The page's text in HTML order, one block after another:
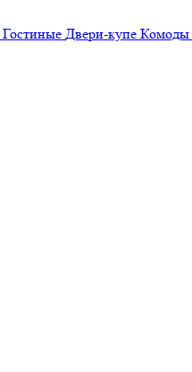
Гостиные Двери-купе Комоды